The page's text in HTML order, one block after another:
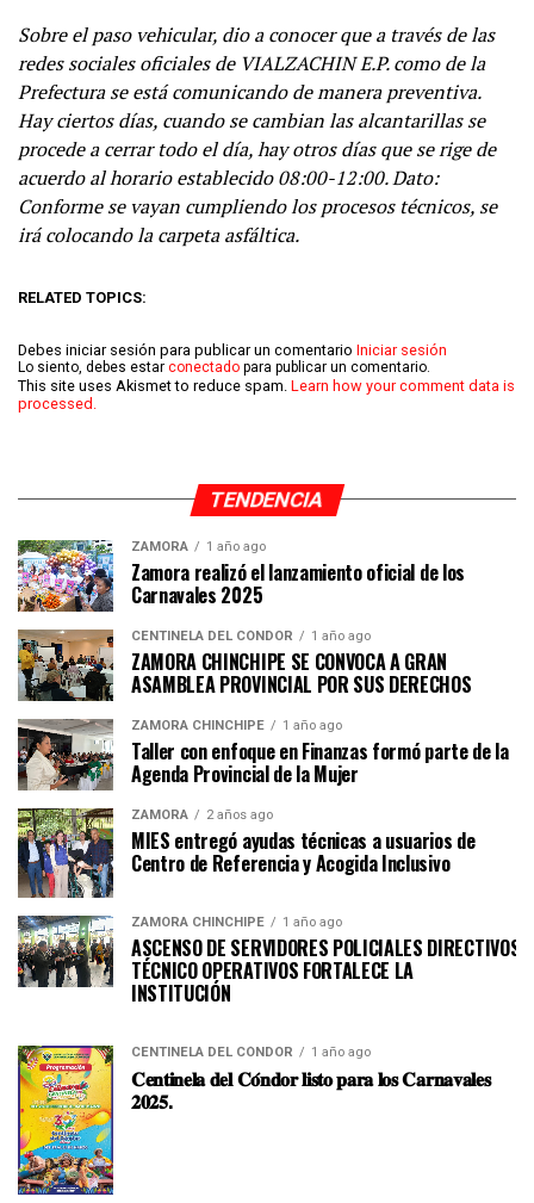
Sobre el paso vehicular, dio a conocer que a través de las
redes sociales oficiales de VIALZACHIN E.P. como de la
Prefectura se está comunicando de manera preventiva.
Hay ciertos días, cuando se cambian las alcantarillas se
procede a cerrar todo el día, hay otros días que se rige de
acuerdo al horario establecido 08:00-12:00. Dato:
Conforme se vayan cumpliendo los procesos técnicos, se
irá colocando la carpeta asfáltica.
RELATED TOPICS:
Debes iniciar sesión para publicar un comentario Iniciar sesión
Lo siento, debes estar conectado para publicar un comentario.
This site uses Akismet to reduce spam. Learn how your comment data is
processed.
TENDENCIA
ZAMORA 1 año ago
Zamora realizó el lanzamiento oficial de los
Carnavales 2025
CENTINELA DEL CÓNDOR 1 año ago
ZAMORA CHINCHIPE SE CONVOCA A GRAN
ASAMBLEA PROVINCIAL POR SUS DERECHOS
ZAMORA CHINCHIPE 1 año ago
Taller con enfoque en Finanzas formó parte de la
Agenda Provincial de la Mujer
ZAMORA 2 años ago
MIES entregó ayudas técnicas a usuarios de
Centro de Referencia y Acogida Inclusivo
ZAMORA CHINCHIPE 1 año ago
ASCENSO DE SERVIDORES POLICIALES DIRECTIVOS Y
TÉCNICO OPERATIVOS FORTALECE LA
CENTINELA DEL CÓNDOR 1 año ago
𝐂𝐞𝐧𝐭𝐢𝐧𝐞𝐥𝐚 𝐝𝐞𝐥 𝐂𝐨́𝐧𝐝𝐨𝐫 𝐥𝐢𝐬𝐭𝐨 𝐩𝐚𝐫𝐚 𝐥𝐨𝐬 𝐂𝐚𝐫𝐧𝐚𝐯𝐚𝐥𝐞𝐬
𝟐𝟎𝟐𝟓.